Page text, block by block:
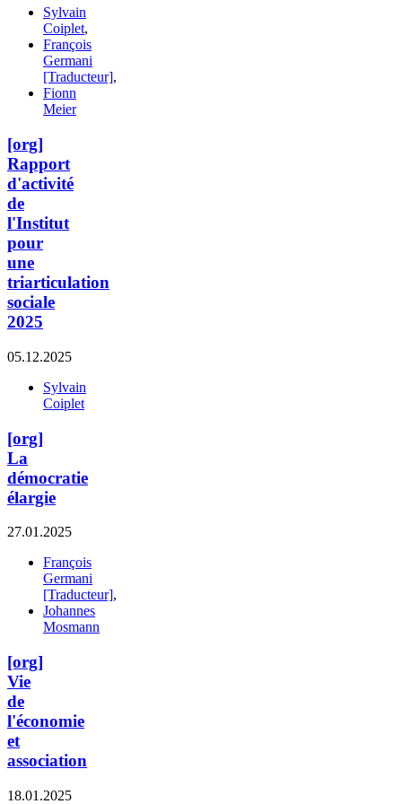
Sylvain
Coiplet,
François
Germani
[Traducteur],
Fionn
Meier
[org]
Rapport
d'activité
de
l'Institut
pour
une
triarticulation
sociale
2025
05.12.2025
Sylvain
Coiplet
[org]
La
démocratie
élargie
27.01.2025
François
Germani
[Traducteur],
Johannes
Mosmann
[org]
Vie
de
l'économie
et
association
18.01.2025